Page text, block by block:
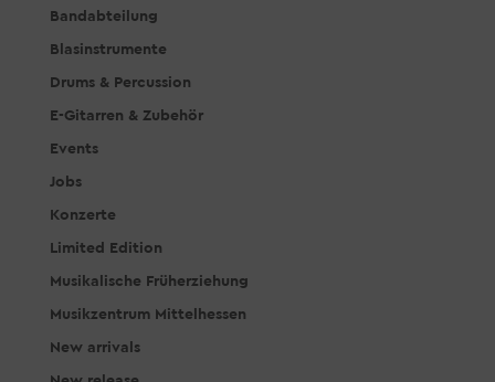
Bandabteilung
Blasinstrumente
Drums & Percussion
E-Gitarren & Zubehör
Events
Jobs
Konzerte
Limited Edition
Musikalische Früherziehung
Musikzentrum Mittelhessen
New arrivals